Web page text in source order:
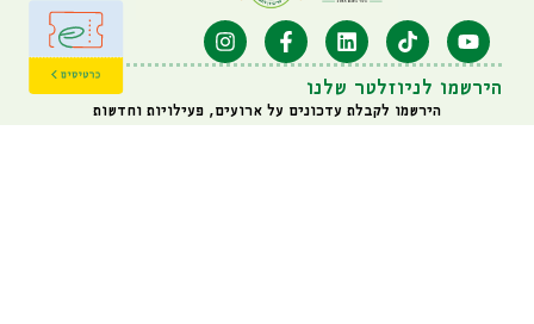
הירשמו לניוזלטר שלנו
הירשמו לקבלת עדכונים על ארועים, פעילויות וחדשות